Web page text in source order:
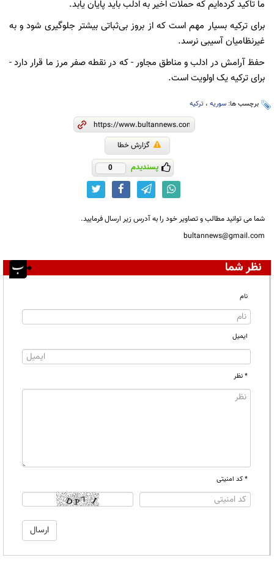
ما تاکید کرده‌ایم که حملات اخیر به ادلب باید پایان یابد.
برای ترکیه بسیار مهم است که از بروز بی‌ثباتی بیشتر جلوگیری شود و به
غیرنظامیان آسیبی نرسد.
حفظ آرامش در ادلب و مناطق مجاور - که در نقطه صفر مرز ما قرار دارد -
برای ترکیه یک اولویت است.
برچسب ها: سوریه ، ترکیه
گزارش خطا
پسندیدم 0
شما می توانید مطالب و تصاویر خود را به آدرس زیر ارسال فرمایید.
bultannews@gmail.com
نظر شما
نام
ایمیل
* نظر
* کد امنیتی